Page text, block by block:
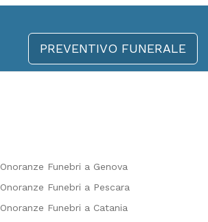
PREVENTIVO FUNERALE
Onoranze Funebri a Genova
Onoranze Funebri a Pescara
Onoranze Funebri a Catania